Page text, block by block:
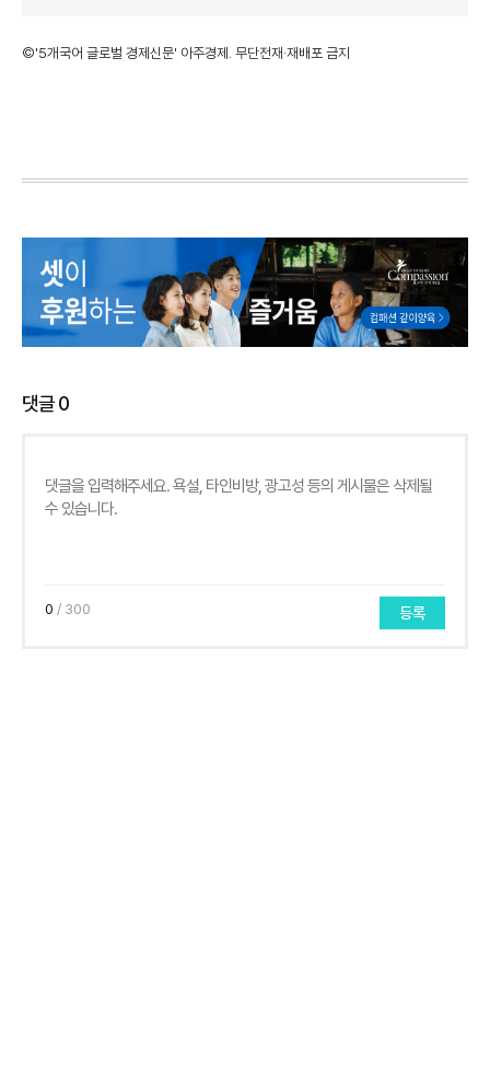
©'5개국어 글로벌 경제신문' 아주경제. 무단전재·재배포 금지
댓글0
0 / 300 등록